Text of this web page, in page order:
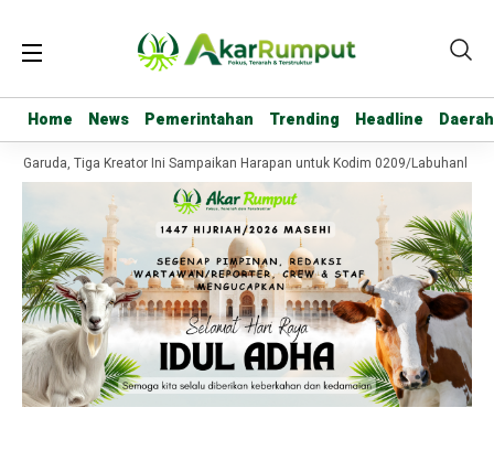
Home News Pemerintahan Trending Headline Daerah
Home News Pemerintahan Trending Headline Daerah
Tiga Kreator Ini Sampaikan Harapan untuk Kodim 0209/Labuhanbatu